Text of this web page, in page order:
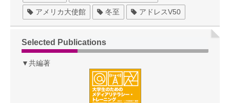
アメリカ大使館 冬至 アドレスV50
Selected Publications
▼共編著